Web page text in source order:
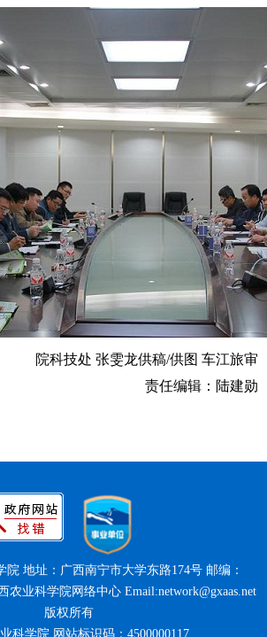
院科技处 张雯龙供稿/供图 车江旅审
责任编辑：陆建勋
院 地址：广西南宁市大学东路174号 邮编：
农业科学院网络中心 Email:network@gxaas.net
版权所有
科学院 网站标识码：4500000117